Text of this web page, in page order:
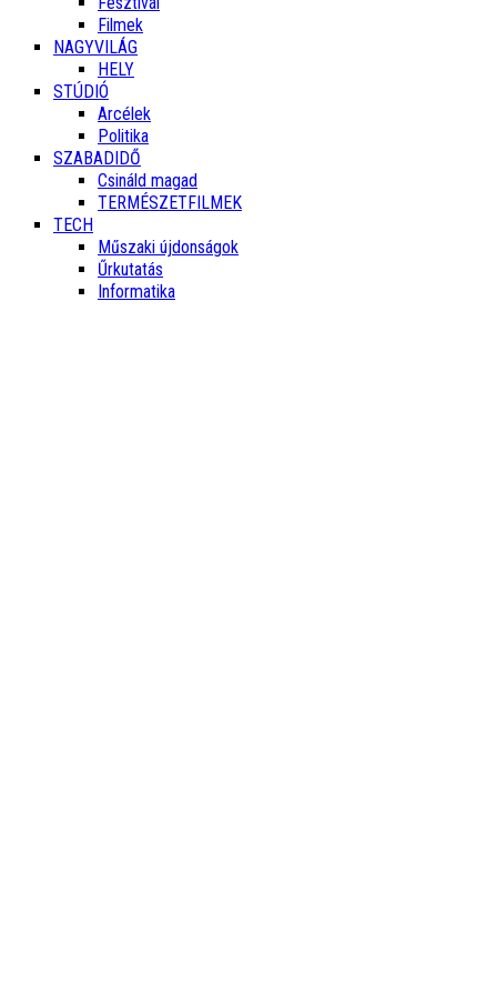
Filmek
NAGYVILÁG
HELY
STÚDIÓ
Arcélek
Politika
SZABADIDŐ
Csináld magad
TERMÉSZETFILMEK
TECH
Műszaki újdonságok
Űrkutatás
Informatika